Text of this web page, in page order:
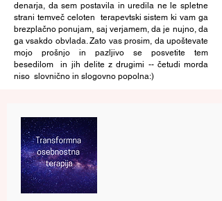
denarja, da sem postavila in uredila ne le spletne
strani temveč celoten terapevtski sistem ki vam ga
brezplačno ponujam, saj verjamem, da je nujno, da
ga vsakdo obvlada. Zato vas prosim, da upoštevate
mojo prošnjo in pazljivo se posvetite tem
besedilom in jih delite z drugimi -- četudi morda
niso slovnično in slogovno popolna:)